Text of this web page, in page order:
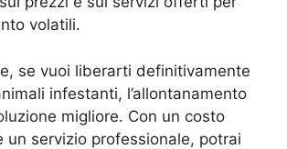
volatili.
se vuoi liberarti definitivamente
infestanti, l’allontanamento
migliore. Con un costo
un servizio professionale, potrai